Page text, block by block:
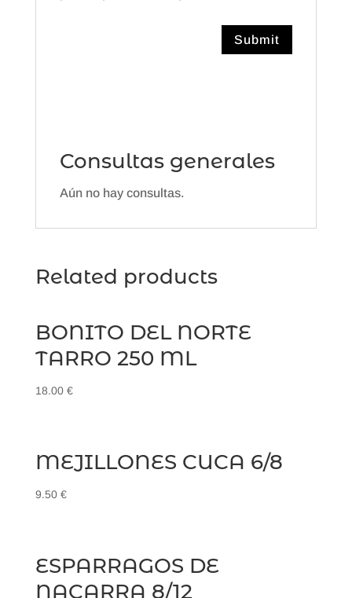
Consultas generales
Aún no hay consultas.
Related products
BONITO DEL NORTE
TARRO 250 ML
18.00 €
MEJILLONES CUCA 6/8
9.50 €
ESPARRAGOS DE
NACARRA 8/12